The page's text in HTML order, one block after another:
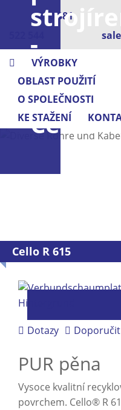
+420 381
VÝROBKY
OBLAST POUŽITÍ
O SPOLEČNOSTI
KE STAŽENÍ
-
s
pěnou
Cello R 615
Dotazy Doporučit
PUR pěna
Vysoce kvalitní
povrchem. Cello® R